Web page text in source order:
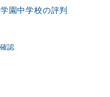
園中学校の評判
認